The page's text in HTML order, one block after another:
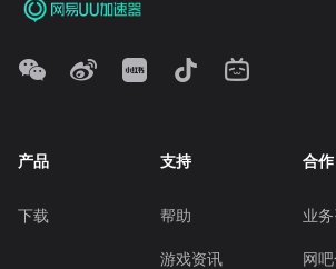
产品
下载
支持
帮助
游戏资讯
合作
业
网